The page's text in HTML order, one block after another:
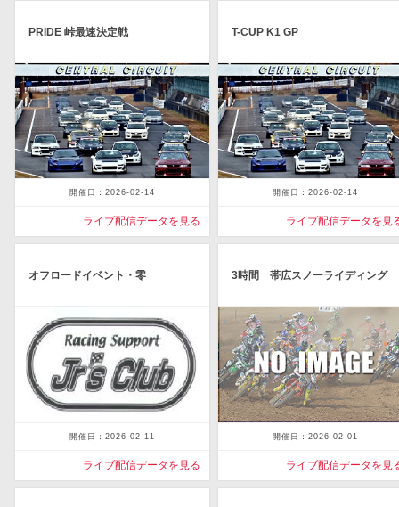
PRIDE 峠最速決定戦
開催日：2026-02-14
ライブ配信データを見る
T-CUP K1 GP
開催日：2026-02-14
ライブ配信データを見
オフロードイベント・零
開催日：2026-02-11
ライブ配信データを見る
3時間 帯広スノーライディング
開催日：2026-02-01
ライブ配信データを見